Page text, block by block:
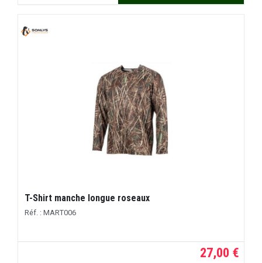
T-Shirt manche longue roseaux
Réf. : MART006
27,00 €